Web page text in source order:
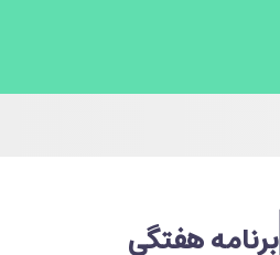
برنامه هفتگی